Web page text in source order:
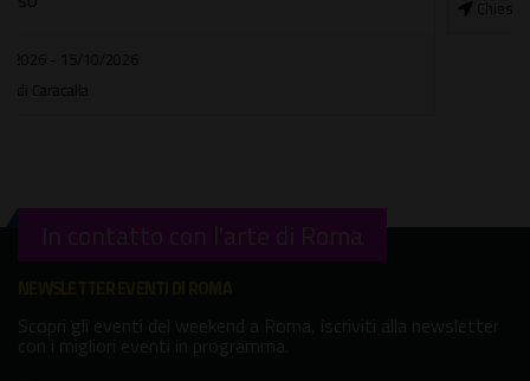
In contatto con l'arte di Roma